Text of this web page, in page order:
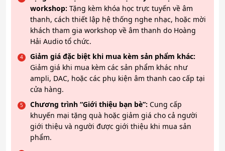
workshop: Tặng kèm khóa học trực tuyến về âm
thanh, cách thiết lập hệ thống nghe nhạc, hoặc mời
khách tham gia workshop về âm thanh do Hoàng
Hải Audio tổ chức.
Giảm giá đặc biệt khi mua kèm sản phẩm khác:
Giảm giá khi mua kèm các sản phẩm khác như
ampli, DAC, hoặc các phụ kiện âm thanh cao cấp tại
cửa hàng.
Chương trình “Giới thiệu bạn bè”: Cung cấp
khuyến mại tặng quà hoặc giảm giá cho cả người
giới thiệu và người được giới thiệu khi mua sản
phẩm.